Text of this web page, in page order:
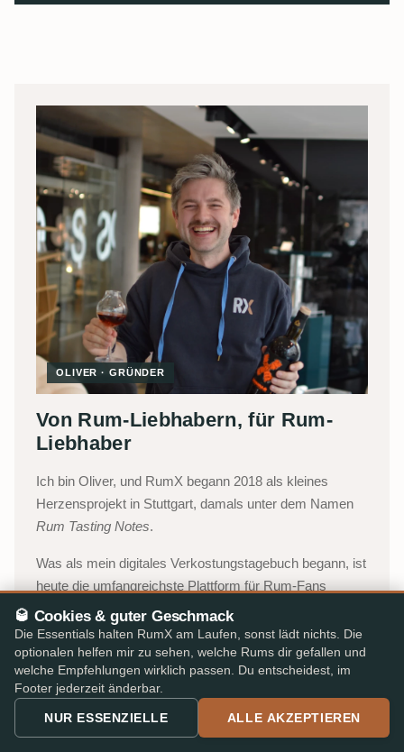
OLIVER · GRÜNDER
Von Rum-Liebhabern, für Rum-
Liebhaber
Ich bin Oliver, und RumX begann 2018 als kleines
Herzensprojekt in Stuttgart, damals unter dem Namen
Rum Tasting Notes.
Was als mein digitales Verkostungstagebuch begann, ist
heute die umfangreichste Plattform für Rum-Fans
weltweit, getragen von einem kleinen Team mit Jakob,
Lukas und Katharina, dazu Robert, der uns als
Freelancer unterstützt. Wir verbinden die kollektive
Intelligenz unserer Community mit einem integrierten
Marktplatz, damit du mit Vertrauen wählen kannst, ohne
Papierkram, Umwege oder Fachjargon.
🥃 Cookies & guter Geschmack
Die Essentials halten RumX am Laufen, sonst lädt nichts. Die
optionalen helfen mir zu sehen, welche Rums dir gefallen und
welche Empfehlungen wirklich passen. Du entscheidest, im
Footer jederzeit änderbar.
NUR ESSENZIELLE ALLE AKZEPTIEREN